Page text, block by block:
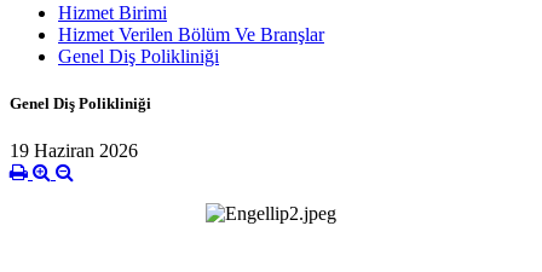
Hizmet Birimi
Hizmet Verilen Bölüm Ve Branşlar
Genel Diş Polikliniği
Genel Diş Polikliniği
19 Haziran 2026